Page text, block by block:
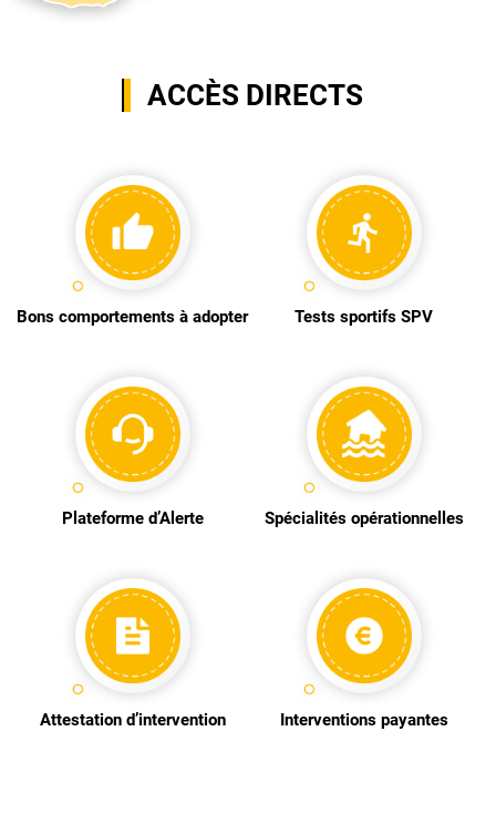
ACCÈS DIRECTS
Bons comportements à adopter Tests sportifs SPV
Plateforme d’Alerte Spécialités opérationnelles
Attestation d’intervention Interventions payantes